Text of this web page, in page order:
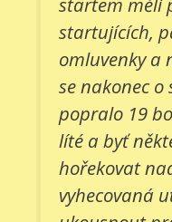
startujících,
omluvenky a
se nakonec o
popralo 19
líté a byť
hořekovat
vyhecovaná